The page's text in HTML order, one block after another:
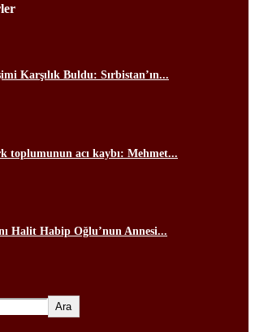
Karşılık Buldu: Sırbistan’ın...
toplumunun acı kaybı: Mehmet...
Halit Habip Oğlu’nun Annesi...
Ara